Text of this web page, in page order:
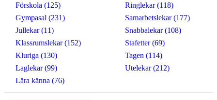
Förskola (125)
Gympasal (231)
Jullekar (11)
Klassrumslekar (152)
Kluriga (130)
Laglekar (99)
Lära känna (76)
Ringlekar (118)
Samarbetslekar (177)
Snabbalekar (108)
Stafetter (69)
Tagen (114)
Utelekar (212)